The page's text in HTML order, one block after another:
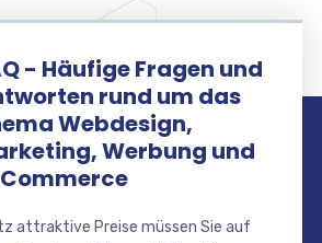
- Häufige Fragen und
rund um das
Webdesign,
Werbung und
attraktive Preise müssen Sie auf